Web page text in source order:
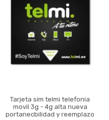
Tarjeta sim telmi telefonia
movil 3g - 4g alta nueva
portanecbilidad y reemplazo